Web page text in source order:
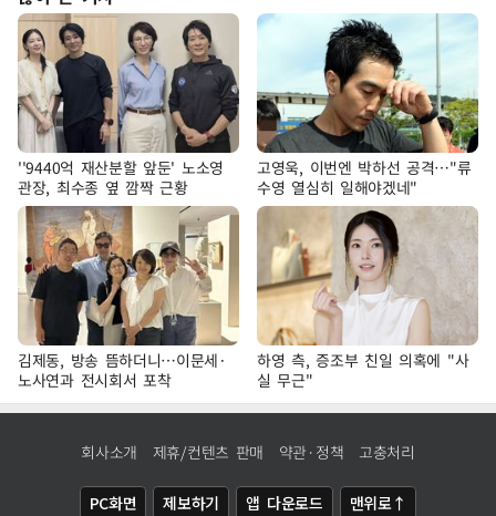
''9440억 재산분할 앞둔' 노소영
관장, 최수종 옆 깜짝 근황
고영욱, 이번엔 박하선 공격…"류
수영 열심히 일해야겠네"
김제동, 방송 뜸하더니…이문세·
노사연과 전시회서 포착
하영 측, 증조부 친일 의혹에 "사
실 무근"
회사소개 제휴/컨텐츠 판매 약관·정책 고충처리
PC화면 제보하기 앱 다운로드 맨위로↑